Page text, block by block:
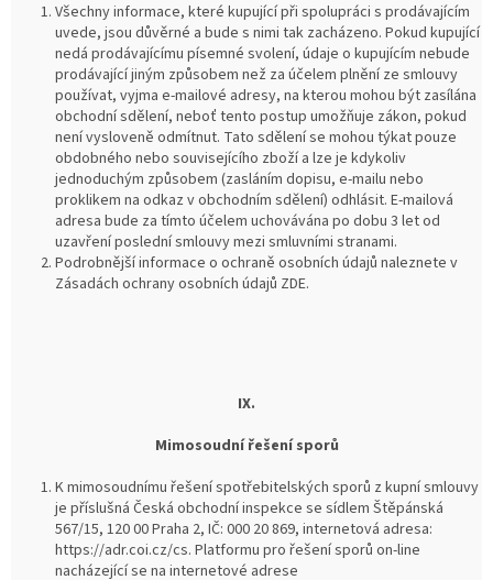
Všechny informace, které kupující při spolupráci s prodávajícím
uvede, jsou důvěrné a bude s nimi tak zacházeno. Pokud kupující
nedá prodávajícímu písemné svolení, údaje o kupujícím nebude
prodávající jiným způsobem než za účelem plnění ze smlouvy
používat, vyjma e-mailové adresy, na kterou mohou být zasílána
obchodní sdělení, neboť tento postup umožňuje zákon, pokud
není vysloveně odmítnut. Tato sdělení se mohou týkat pouze
obdobného nebo souvisejícího zboží a lze je kdykoliv
jednoduchým způsobem (zasláním dopisu, e-mailu nebo
proklikem na odkaz v obchodním sdělení) odhlásit. E-mailová
adresa bude za tímto účelem uchovávána po dobu 3 let od
uzavření poslední smlouvy mezi smluvními stranami.
Podrobnější informace o ochraně osobních údajů naleznete v
Zásadách ochrany osobních údajů ZDE.
IX.
Mimosoudní řešení sporů
K mimosoudnímu řešení spotřebitelských sporů z kupní smlouvy
je příslušná Česká obchodní inspekce se sídlem Štěpánská
567/15, 120 00 Praha 2, IČ: 000 20 869, internetová adresa:
https://adr.coi.cz/cs. Platformu pro řešení sporů on-line
nacházející se na internetové adrese